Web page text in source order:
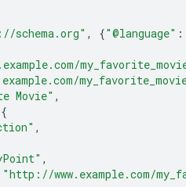
schema.org" , {"@language" :
Movie" ,
{
,
,
"http://www.example.com/